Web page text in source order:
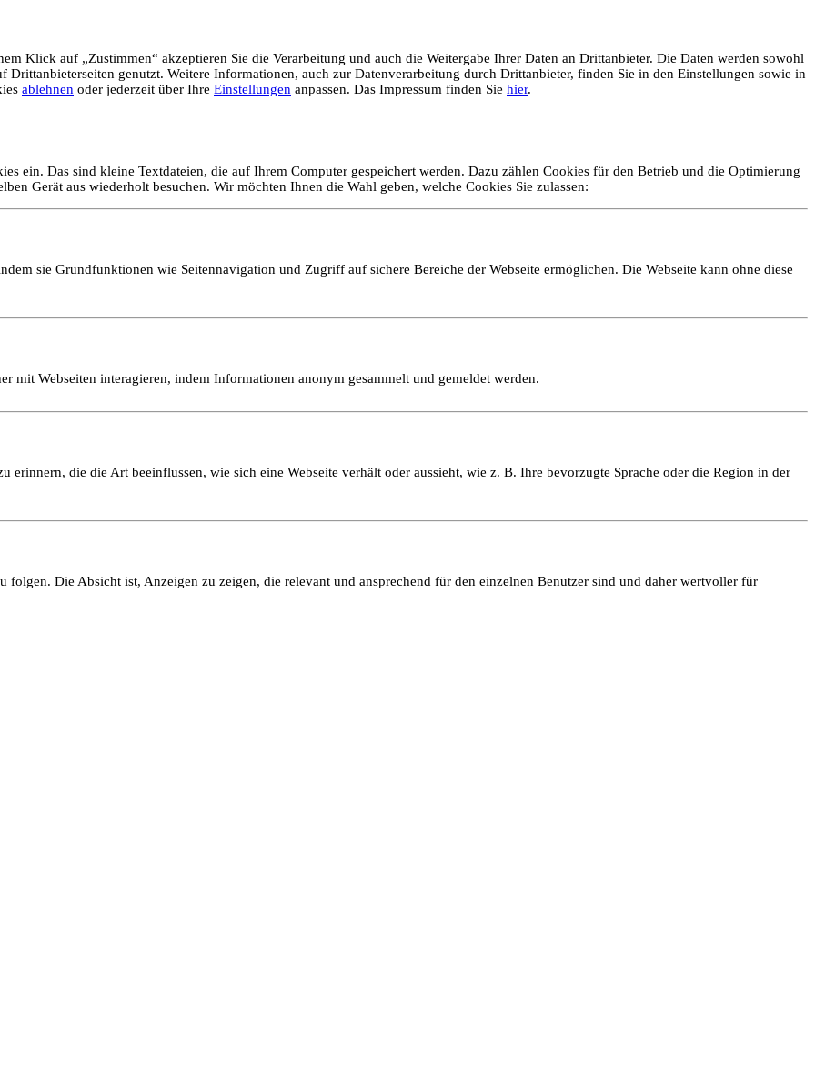
Klick auf „Zustimmen“ akzeptieren Sie die Verarbeitung und auch die Weitergabe Ihrer Daten an Drittanbieter. Die Daten werden sowohl
genutzt. Weitere Informationen, auch zur Datenverarbeitung durch Drittanbieter, finden Sie in den Einstellungen sowie in
ablehnen oder jederzeit über Ihre Einstellungen anpassen. Das Impressum finden Sie hier.
ein. Das sind kleine Textdateien, die auf Ihrem Computer gespeichert werden. Dazu zählen Cookies für den Betrieb und die Optimierung
Gerät aus wiederholt besuchen. Wir möchten Ihnen die Wahl geben, welche Cookies Sie zulassen:
sie Grundfunktionen wie Seitennavigation und Zugriff auf sichere Bereiche der Webseite ermöglichen. Die Webseite kann ohne diese
mit Webseiten interagieren, indem Informationen anonym gesammelt und gemeldet werden.
erinnern, die die Art beeinflussen, wie sich eine Webseite verhält oder aussieht, wie z. B. Ihre bevorzugte Sprache oder die Region in der
folgen. Die Absicht ist, Anzeigen zu zeigen, die relevant und ansprechend für den einzelnen Benutzer sind und daher wertvoller für